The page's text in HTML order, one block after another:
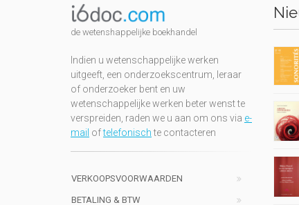
de wetenshappelijke boekhandel
Indien u wetenschappelijke werken
uitgeeft, een onderzoekscentrum, leraar
of onderzoeker bent en uw
wetenschappelijke werken beter wenst te
verspreiden, raden we u aan om ons via e-
mail oftelefonischte contacteren
VERKOOPSVOORWAARDEN
BETALING & BTW